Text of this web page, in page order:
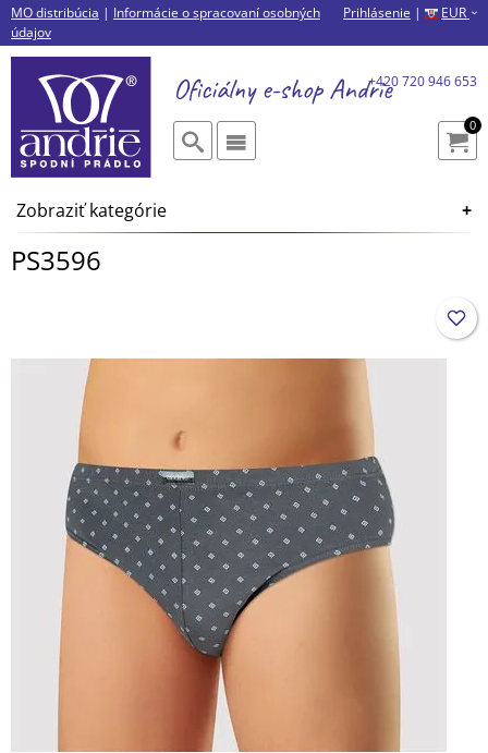
Prihlásenie | EUR ›
MO distribúcia | Informácie o spracovaní osobných
údajov
Oficiálny e-shopAndrie
0
+420 720 946 653
Zobraziť kategórie
PS3596